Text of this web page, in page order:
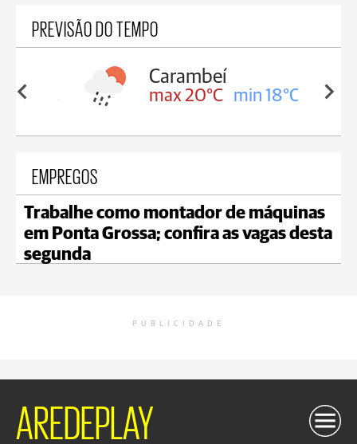
PREVISÃO DO TEMPO
18°C
Carambeí
max 20°C min 18°C
EMPREGOS
Trabalhe como montador de máquinas
em Ponta Grossa; confira as vagas desta
segunda
PUBLICIDADE
AREDEPLAY